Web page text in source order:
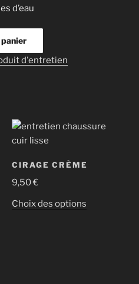
d’eau
d'entretien
CIRAGE CRÈME
9,50€
Choix des options